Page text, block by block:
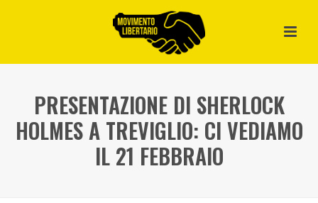
PRESENTAZIONE DI SHERLOCK
HOLMES A TREVIGLIO: CI VEDIAMO
IL 21 FEBBRAIO